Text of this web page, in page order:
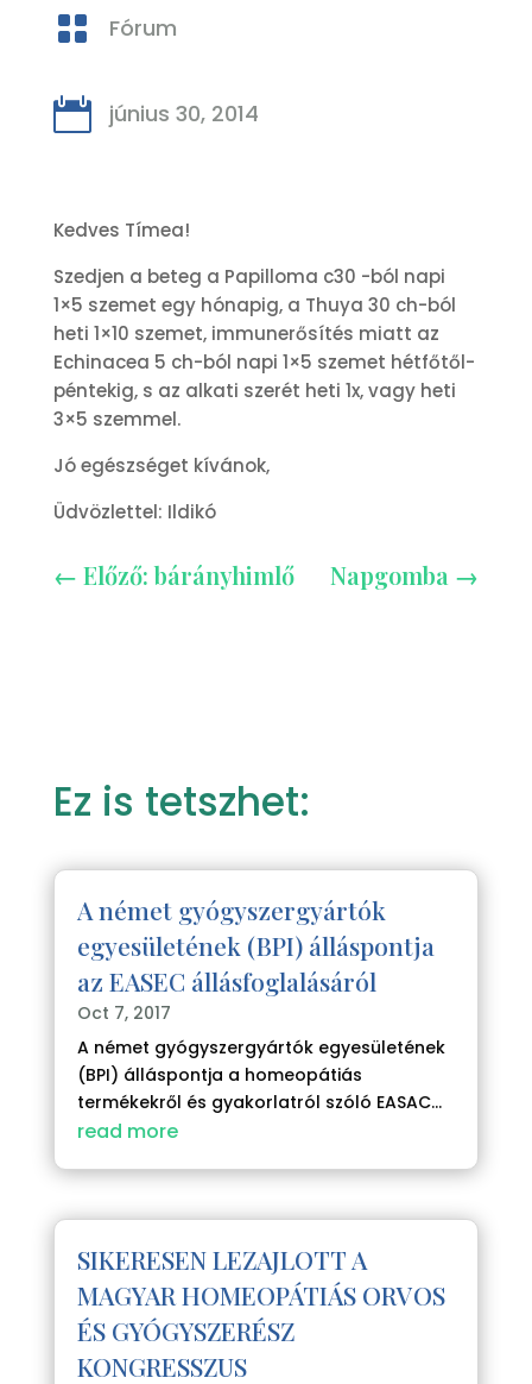
 Fórum
 június 30, 2014
Kedves Tímea!
Szedjen a beteg a Papilloma c30 -ból napi
1×5 szemet egy hónapig, a Thuya 30 ch-ból
heti 1×10 szemet, immunerősítés miatt az
Echinacea 5 ch-ból napi 1×5 szemet hétfőtől-
péntekig, s az alkati szerét heti 1x, vagy heti
3×5 szemmel.
Jó egészséget kívánok,
Üdvözlettel: Ildikó
← Előző: bárányhimlő Napgomba →
Ez is tetszhet:
A német gyógyszergyártók
egyesületének (BPI) álláspontja
az EASEC állásfoglalásáról
Oct 7, 2017
A német gyógyszergyártók egyesületének
(BPI) álláspontja a homeopátiás
termékekről és gyakorlatról szóló EASAC...
read more
SIKERESEN LEZAJLOTT A
MAGYAR HOMEOPÁTIÁS ORVOS
ÉS GYÓGYSZERÉSZ
KONGRESSZUS